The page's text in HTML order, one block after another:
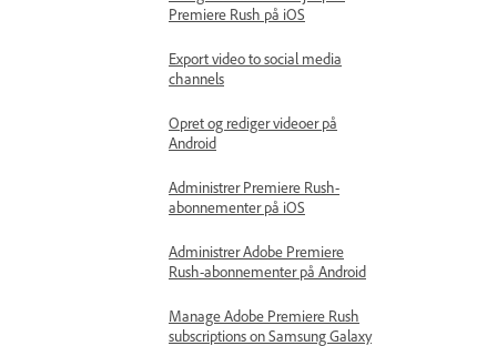
Premiere Rush på iOS
Export video to social media
channels
Opret og rediger videoer på
Android
Administrer Premiere Rush-
abonnementer på iOS
Administrer Adobe Premiere
Rush-abonnementer på Android
Manage Adobe Premiere Rush
subscriptions on Samsung Galaxy